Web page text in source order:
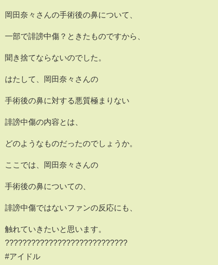
岡田奈々さんの手術後の鼻について、
一部で誹謗中傷？ときたものですから、
聞き捨てならないのでした。
はたして、岡田奈々さんの
手術後の鼻に対する悪質極まりない
誹謗中傷の内容とは、
どのようなものだったのでしょうか。
ここでは、岡田奈々さんの
手術後の鼻についての、
誹謗中傷ではないファンの反応にも、
触れていきたいと思います。
????????????????????????????
#アイドル